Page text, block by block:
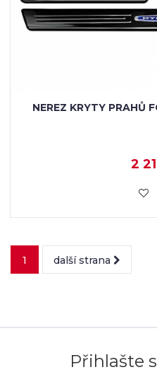
NEREZ KRYTY PRAHŮ
2
VLOŽIT
1 další strana
Přihlašte